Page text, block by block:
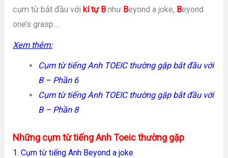
cụm từ bắt đầu vớikí tự B như Beyond a joke, Beyond
one’s grasp…
Xem thêm:
Cụm từ tiếng Anh TOEIC thường gặp bắt đầu với
B – Phần 6
Cụm từ tiếng Anh TOEIC thường gặp bắt đầu với
B – Phần 8
Những cụm từ tiếng Anh Toeic thường gặp
1. Cụm từ tiếng Anh Beyond a joke